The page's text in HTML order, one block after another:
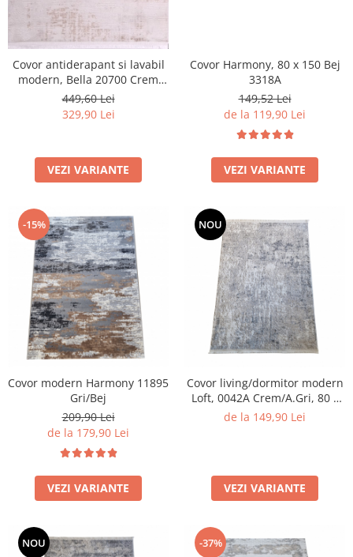
Covor antiderapant si lavabil
modern, Bella 20700 Crem
Bej, Grosime 3 mm
449,60 Lei
329,90 Lei
VEZI VARIANTE
Covor Harmony, 80 x 150 Bej
3318A
149,52 Lei
de la 119,90 Lei
VEZI VARIANTE
-15%
Covor modern Harmony 11895
Gri/Bej
209,90 Lei
de la 179,90 Lei
VEZI VARIANTE
NOU
Covor living/dormitor modern
Loft, 0042A Crem/A.Gri, 80 x
150 cm
de la 149,90 Lei
VEZI VARIANTE
NOU -37%